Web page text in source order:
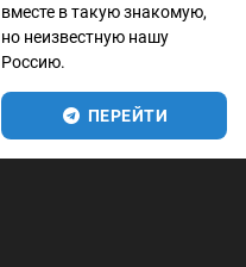
вместе в такую знакомую,
но неизвестную нашу
Россию.
ПЕРЕЙТИ